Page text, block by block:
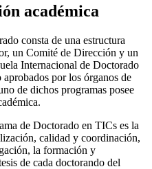
académica
consta de una estructura
un Comité de Dirección y un
Internacional de Doctorado
por los órganos de
de dichos programas posee
de Doctorado en TICs es la
calidad y coordinación,
la formación y
de cada doctorando del